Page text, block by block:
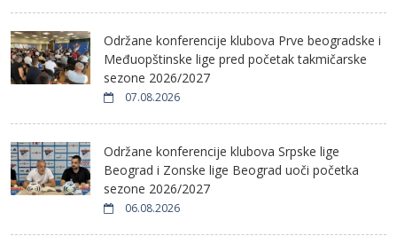
Održane konferencije klubova Prve beogradske i
Međuopštinske lige pred početak takmičarske
sezone 2026/2027
07.08.2026
Održane konferencije klubova Srpske lige
Beograd i Zonske lige Beograd uoči početka
sezone 2026/2027
06.08.2026